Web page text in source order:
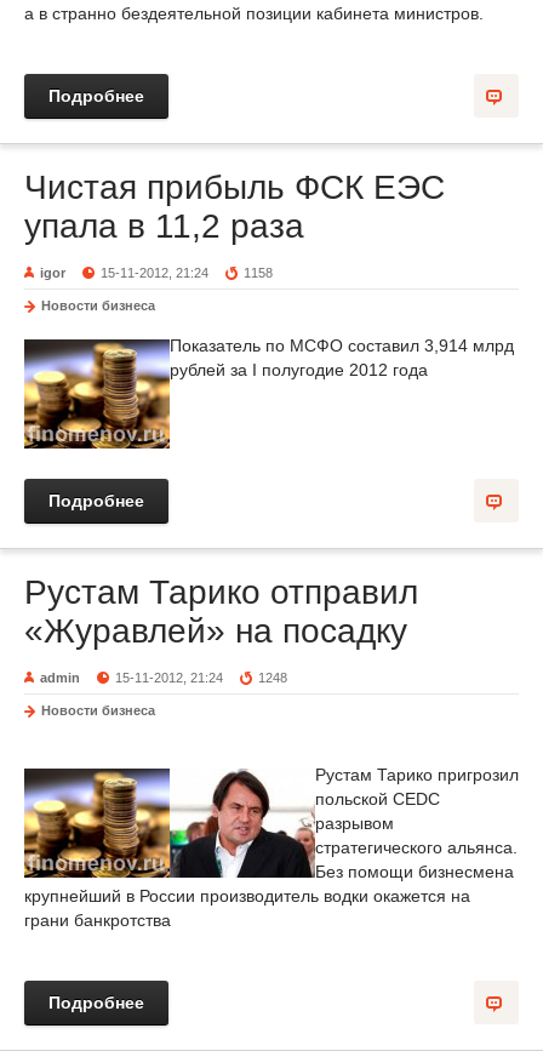
а в странно бездеятельной позиции кабинета министров.
Подробнее
Чистая прибыль ФСК ЕЭС
упала в 11,2 раза
igor 15-11-2012, 21:24 1158
Новости бизнеса
Показатель по МСФО составил 3,914 млрд
рублей за I полугодие 2012 года
Подробнее
Рустам Тарико отправил
«Журавлей» на посадку
admin 15-11-2012, 21:24 1248
Новости бизнеса
Рустам Тарико пригрозил
польской CEDC
разрывом
стратегического альянса.
Без помощи бизнесмена
крупнейший в России производитель водки окажется на
грани банкротства
Подробнее